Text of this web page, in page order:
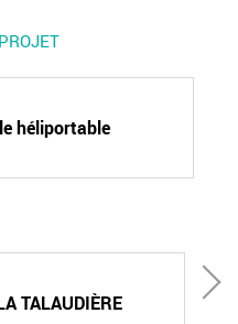
héliportable
TALAUDIÈRE